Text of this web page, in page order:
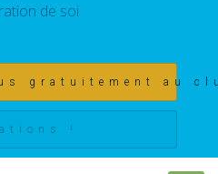
de soi
gratuitement au
!